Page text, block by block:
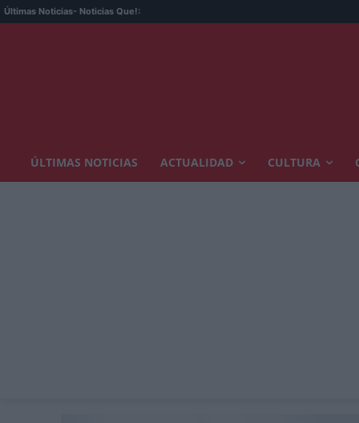
Últimas Noticias- Noticias Que!:
ÚLTIMAS NOTICIAS ACTUALIDAD CULTURA